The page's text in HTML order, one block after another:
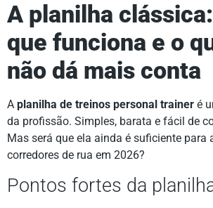
A planilha
que funciona e o
não dá mais conta
A planilha de treinos personal trainer é
da profissão. Simples, barata e fácil de
Mas será que ela ainda é suficiente para
corredores de rua em 2026?
Pontos fortes da